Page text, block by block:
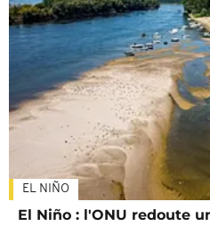
EL NIÑO
El Niño : l'ONU redoute